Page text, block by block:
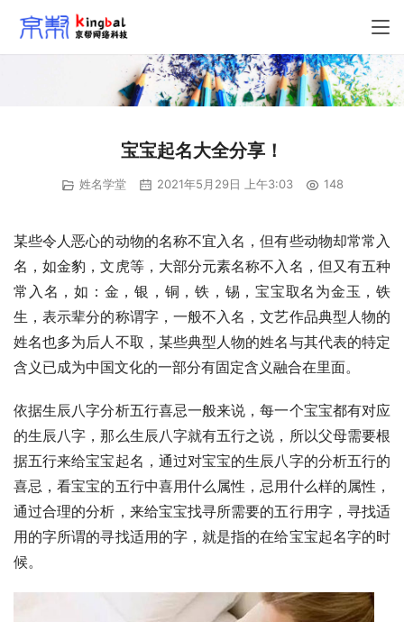
宝宝起名大全分享！
姓名学堂 2021年5月29日 上午3:03 148
某些令人恶心的动物的名称不宜入名，但有些动物却常常入
名，如金豹，文虎等，大部分元素名称不入名，但又有五种
常入名，如：金，银，铜，铁，锡，宝宝取名为金玉，铁
生，表示辈分的称谓字，一般不入名，文艺作品典型人物的
姓名也多为后人不取，某些典型人物的姓名与其代表的特定
含义已成为中国文化的一部分有固定含义融合在里面。
依据生辰八字分析五行喜忌一般来说，每一个宝宝都有对应
的生辰八字，那么生辰八字就有五行之说，所以父母需要根
据五行来给宝宝起名，通过对宝宝的生辰八字的分析五行的
喜忌，看宝宝的五行中喜用什么属性，忌用什么样的属性，
通过合理的分析，来给宝宝找寻所需要的五行用字，寻找适
用的字所谓的寻找适用的字，就是指的在给宝宝起名字的时
候。